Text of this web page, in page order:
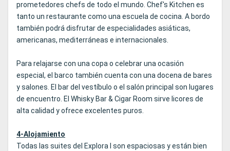
prometedores chefs de todo el mundo. Chef's Kitchen es
tanto un restaurante como una escuela de cocina. A bordo
también podrá disfrutar de especialidades asiáticas,
americanas, mediterráneas e internacionales.
Para relajarse con una copa o celebrar una ocasión
especial, el barco también cuenta con una docena de bares
y salones. El bar del vestíbulo o el salón principal son lugares
de encuentro. El Whisky Bar & Cigar Room sirve licores de
alta calidad y ofrece excelentes puros.
4-Alojamiento
Todas las suites del Explora I son espaciosas y están bien